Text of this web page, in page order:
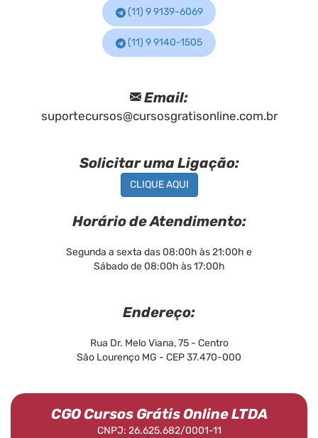
(11) 9 9139-6069
(11) 9 9140-1505
Email:
suportecursos@cursosgratisonline.com.br
Solicitar uma Ligação:
CLIQUE AQUI
Horário de Atendimento:
Segunda a sexta das 08:00h às 21:00h e
Sábado de 08:00h às 17:00h
Endereço:
Rua Dr. Melo Viana, 75 - Centro
São Lourenço MG - CEP 37.470-000
CGO Cursos Grátis Online LTDA
CNPJ: 26.625.682/0001-11